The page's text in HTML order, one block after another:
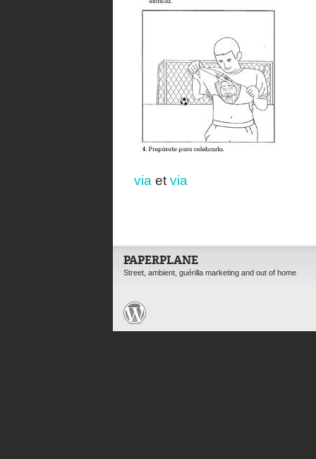
via et via
PAPERPLANE
Street, ambient, guérilla marketing and out of home